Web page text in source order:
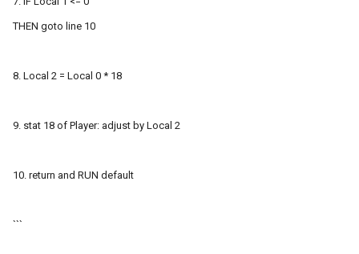
THEN goto line 10
8. Local 2 = Local 0 * 18
9. stat 18 of Player: adjust by Local 2
10. return and RUN default
```